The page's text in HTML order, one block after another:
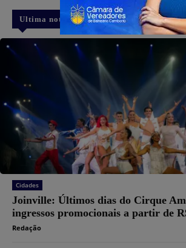
Ultima notícia
Cidades
Joinville: Últimos dias do Cirque
ingressos promocionais a partir de
Redação